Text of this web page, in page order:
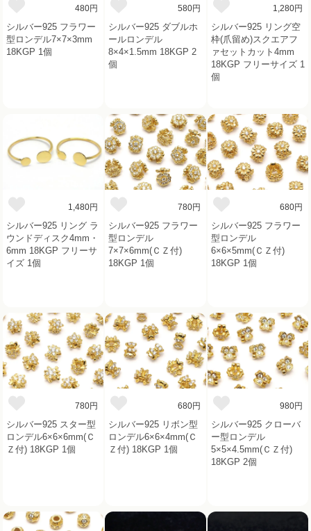
480円
シルバー925 フラワー
型ロンデル7×7×3mm
18KGP 1個
580円
シルバー925 ダブルホ
ールロンデル
8×4×1.5mm 18KGP 2
個
1,280円
シルバー925 リング空
枠(爪留め)スクエアフ
ァセットカット4mm
18KGP フリーサイズ 1
個
1,480円
シルバー925 リング ラ
ウンドディスク4mm・
6mm 18KGP フリーサ
イズ 1個
780円
シルバー925 フラワー
型ロンデル
7×7×6mm(ＣＺ付)
18KGP 1個
680円
シルバー925 フラワー
型ロンデル
6×6×5mm(ＣＺ付)
18KGP 1個
780円
シルバー925 スター型
ロンデル6×6×6mm(Ｃ
Ｚ付) 18KGP 1個
680円
シルバー925 リボン型
ロンデル6×6×4mm(Ｃ
Ｚ付) 18KGP 1個
980円
シルバー925 クローバ
ー型ロンデル
5×5×4.5mm(ＣＺ付)
18KGP 2個